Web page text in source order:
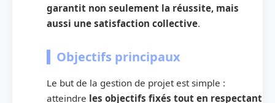
garantit non seulement la réussite, mais
aussi une satisfaction collective.
Objectifs principaux
Le but de la gestion de projet est simple :
atteindre les objectifs fixés tout en respectant